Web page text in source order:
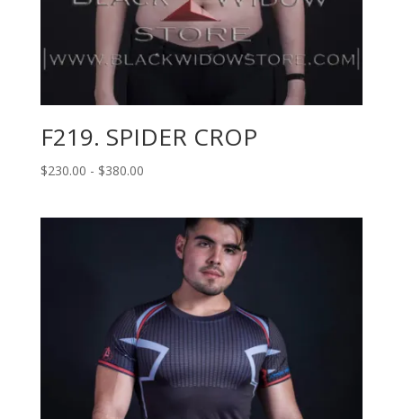
F219. SPIDER CROP
$230.00 - $380.00Rango
$230.00
$380.00